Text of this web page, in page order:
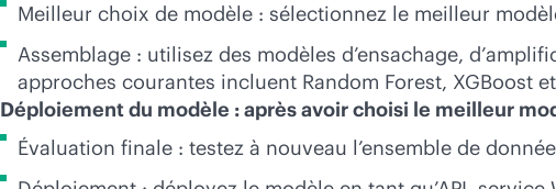
Meilleur choix de modèle : sélectionnez le meilleur
Assemblage : utilisez des modèles d’ensachage,
approches courantes incluent Random Forest, XGBoost
Déploiement du modèle : après avoir choisi le meilleur
Évaluation finale : testez à nouveau l’ensemble de